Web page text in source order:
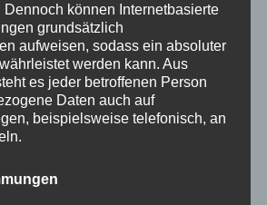
leichter aufzuhören. Man
Entscheidung unter
Wenn das, wofür man
nicht mehr möglich ist, muss
mehr weitermachen. Man kann
schlechtes Gewissen, ohne
und das ist auch
können Internetbasierte
grundsätzlich
aufweisen, sodass ein absoluter
werden kann. Aus
es jeder betroffenen Person
Daten auch auf
beispielsweise telefonisch, an